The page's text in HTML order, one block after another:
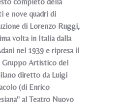
e nove quadri di
di Lorenzo Ruggi,
volta in Italia dalla
nel 1939 e ripresa il
Gruppo Artistico del
diretto da Luigi
(di Enrico
al Teatro Nuovo